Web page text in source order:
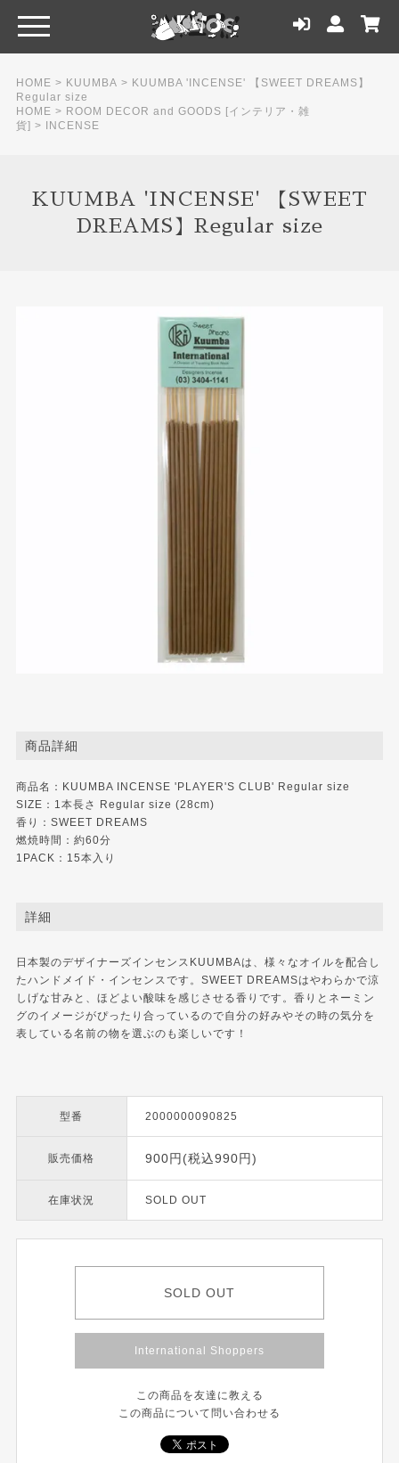
HOME > KUUMBA > KUUMBA 'INCENSE' 【SWEET DREAMS】
Regular size
HOME > ROOM DECOR and GOODS [インテリア・雑
貨] > INCENSE
KUUMBA 'INCENSE' 【SWEET
DREAMS】Regular size
商品詳細
商品名：KUUMBA INCENSE 'PLAYER'S CLUB' Regular size
SIZE：1本長さ Regular size (28cm)
香り：SWEET DREAMS
燃焼時間：約60分
1PACK：15本入り
詳細
日本製のデザイナーズインセンスKUUMBAは、様々なオイルを配合し
たハンドメイド・インセンスです。SWEET DREAMSはやわらかで涼
しげな甘みと、ほどよい酸味を感じさせる香りです。香りとネーミン
グのイメージがぴったり合っているので自分の好みやその時の気分を
表している名前の物を選ぶのも楽しいです！
型番 2000000090825
販売価格 900円(税込990円)
在庫状況 SOLD OUT
SOLD OUT
International Shoppers
この商品を友達に教える
この商品について問い合わせる